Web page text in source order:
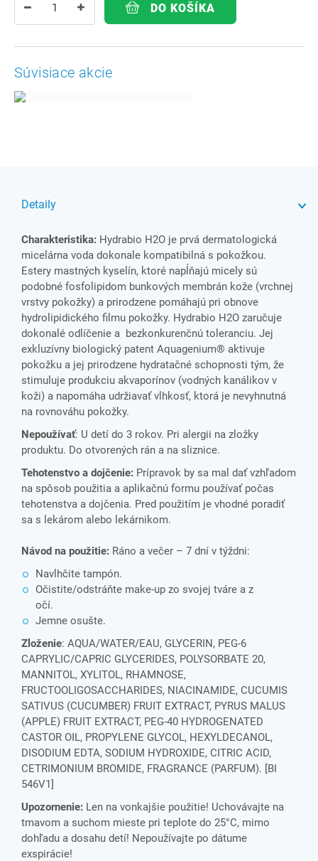
DO KOŠÍKA
Súvisiace akcie
Detaily
Charakteristika: Hydrabio H2O je prvá dermatologická
micelárna voda dokonale kompatibilná s pokožkou.
Estery mastných kyselín, ktoré napĺňajú micely sú
podobné fosfolipidom bunkových membrán kože (vrchnej
vrstvy pokožky) a prirodzene pomáhajú pri obnove
hydrolipidického filmu pokožky. Hydrabio H2O zaručuje
dokonalé odlíčenie a bezkonkurenčnú toleranciu. Jej
exkluzívny biologický patent Aquagenium® aktivuje
pokožku a jej prirodzene hydratačné schopnosti tým, že
stimuluje produkciu akvaporínov (vodných kanálikov v
koži) a napomáha udržiavať vlhkosť, ktorá je nevyhnutná
na rovnováhu pokožky.
Nepoužívať: U detí do 3 rokov. Pri alergii na zložky
produktu. Do otvorených rán a na sliznice.
Tehotenstvo a dojčenie: Prípravok by sa mal dať vzhľadom
na spôsob použitia a aplikačnú formu používať počas
tehotenstva a dojčenia. Pred použitím je vhodné poradiť
sa s lekárom alebo lekárnikom.
Návod na použitie: Ráno a večer – 7 dní v týždni:
Navlhčite tampón.
Očistite/odstráňte make-up zo svojej tváre a z
očí.
Jemne osušte.
Zloženie: AQUA/WATER/EAU, GLYCERIN, PEG-6
CAPRYLIC/CAPRIC GLYCERIDES, POLYSORBATE 20,
MANNITOL, XYLITOL, RHAMNOSE,
FRUCTOOLIGOSACCHARIDES, NIACINAMIDE, CUCUMIS
SATIVUS (CUCUMBER) FRUIT EXTRACT, PYRUS MALUS
(APPLE) FRUIT EXTRACT, PEG-40 HYDROGENATED
CASTOR OIL, PROPYLENE GLYCOL, HEXYLDECANOL,
DISODIUM EDTA, SODIUM HYDROXIDE, CITRIC ACID,
CETRIMONIUM BROMIDE, FRAGRANCE (PARFUM). [BI
546V1]
Upozornenie: Len na vonkajšie použitie! Uchovávajte na
tmavom a suchom mieste pri teplote do 25°C, mimo
dohľadu a dosahu detí! Nepoužívajte po dátume
exspirácie!